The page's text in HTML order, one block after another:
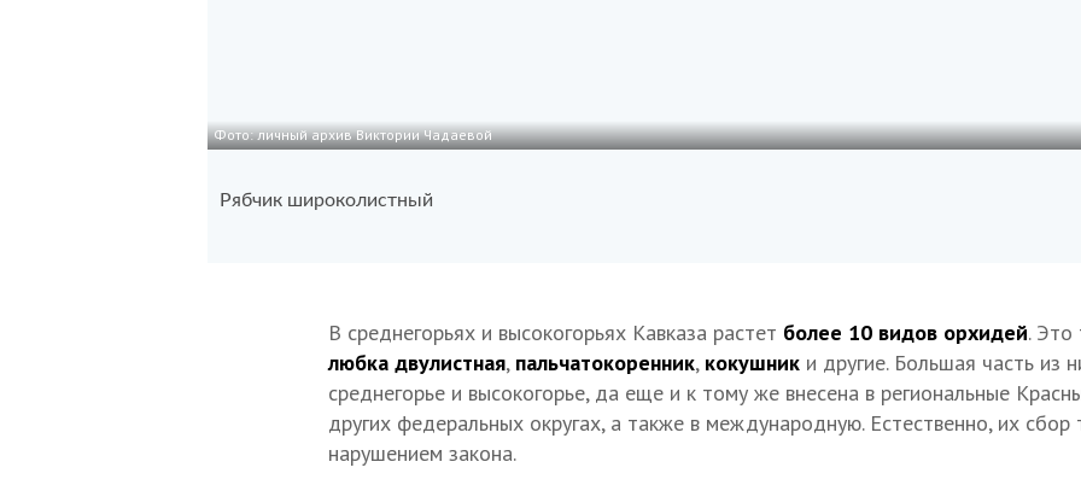
Фото: личный архив Виктории Чадаевой
Рябчик широколистный
В среднегорьях и высокогорьях Кавказа растет более 10 видов орхидей. Это
любка двулистная, пальчатокоренник, кокушник и другие. Большая часть из
среднегорье и высокогорье, да еще и к тому же внесена в региональные
других федеральных округах, а также в международную. Естественно, их сбор
нарушением закона.